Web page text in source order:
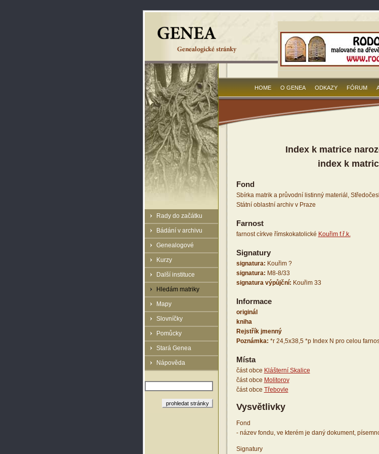
Rady do začátku
Bádání v archivu
Genealogové
Kurzy
Další instituce
Hledám matriky
Mapy
Slovníčky
Pomůcky
Stará Genea
Nápověda
HOME O GENEA ODKAZY FÓRUM
Index k matrice
index k
Fond
Sbírka matrik a průvodní listinný materiál,
Státní oblastní archiv v Praze
Farnost
farnost církve římskokatolické Kouřim f.ř.k.
Signatury
signatura: Kouřim ?
signatura: M8-8/33
signatura výpůjční: Kouřim 33
Informace
originál
kniha
Rejstřík jmenný
Poznámka: *r 24,5x38,5 *p Index N pro celou
Místa
část obce Klášterní Skalice
část obce Molitorov
část obce Třebovle
Vysvětlivky
Fond
- název fondu, ve kterém je daný dokument,
Signatury